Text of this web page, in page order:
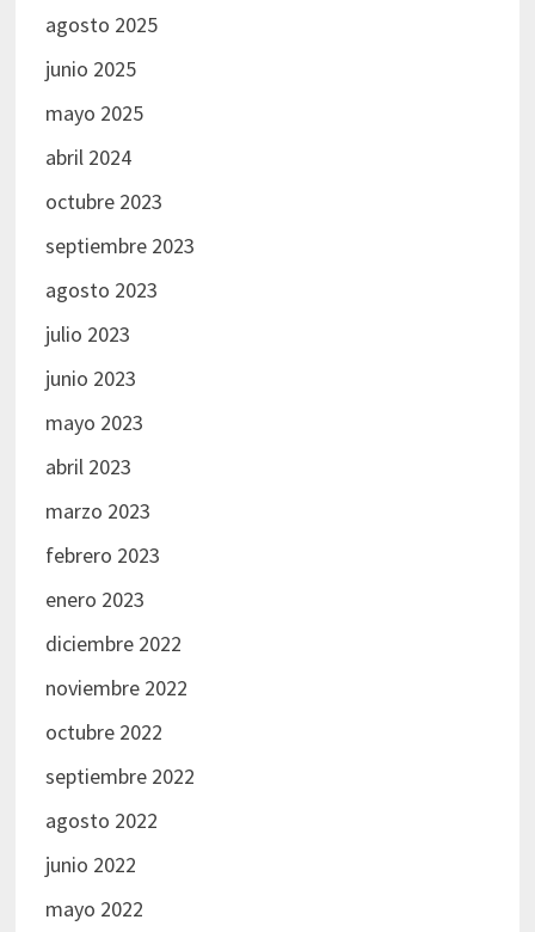
agosto 2025
junio 2025
mayo 2025
abril 2024
octubre 2023
septiembre 2023
agosto 2023
julio 2023
junio 2023
mayo 2023
abril 2023
marzo 2023
febrero 2023
enero 2023
diciembre 2022
noviembre 2022
octubre 2022
septiembre 2022
agosto 2022
junio 2022
mayo 2022